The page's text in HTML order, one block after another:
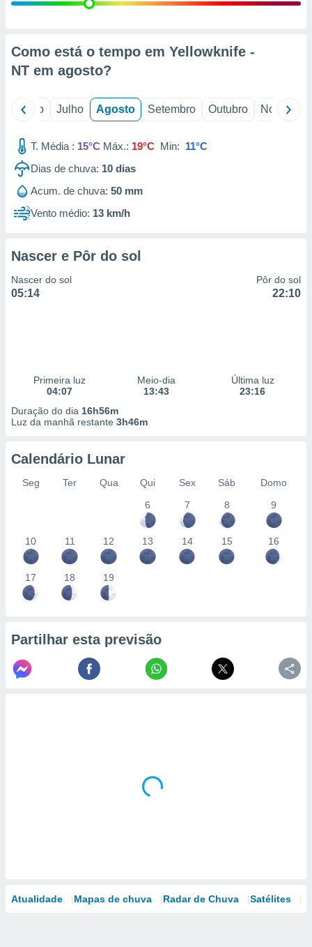
estudos
1199
Como está o tempo em Yellowknife -
NT em agosto?
Junho Julho Agosto Setembro Outubro Novembro
T. Média : 15°C Máx.: 19°C Min: 11°C
Dias de chuva: 10 dias
Acum. de chuva: 50 mm
Vento médio: 13 km/h
Nascer e Pôr do sol
Nascer do sol
05:14
Pôr do sol
22:10
Primeira luz
04:07
Meio-dia
13:43
Última luz
23:16
Duração do dia 16h56m
Luz da manhã restante 3h46m
Calendário Lunar
Seg Ter Qua Qui Sex Sáb
Domo
6
7 8 9
10 11 12 13 14 15 16
17 18 19
Partilhar esta previsão
Atualidade Mapas de chuva Radar de Chuva Satélites